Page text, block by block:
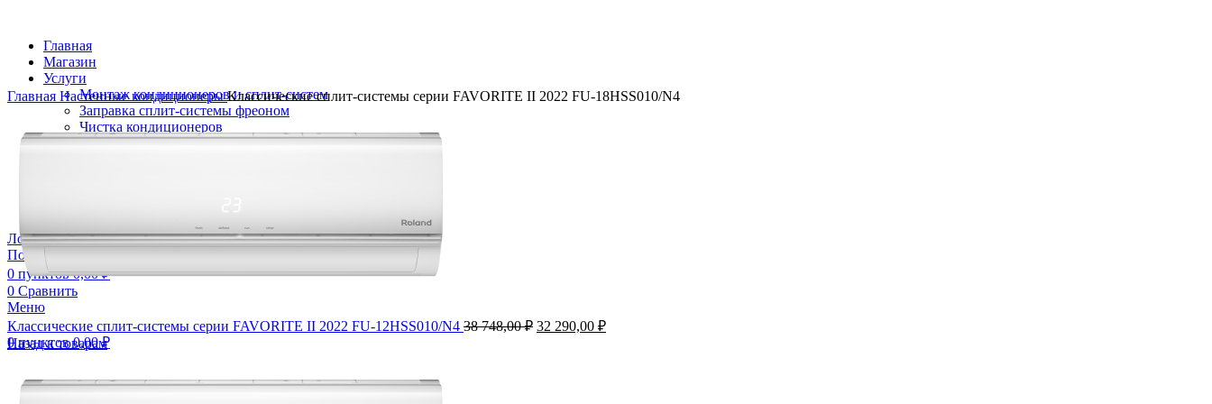
Главная
Магазин
Услуги
Монтаж кондиционеров и сплит-систем
Заправка сплит-системы фреоном
Чистка кондиционеров
Ремонт кондиционеров и сплит-систем
Логин / Регистрация
Поиск
0 пунктов 0,00₽
0 Сравнить
Меню
0пунктов 0,00₽
Главная Настенные кондиционерыКлассические сплит-системы серии FAVORITE II 2022 FU-18HSS010/N4
Классические сплит-системы серии FAVORITE II 2022 FU-12HSS010/N4 38 748,00₽ Первоначальная
32 290,00 ₽Текущая
Назад к товарам